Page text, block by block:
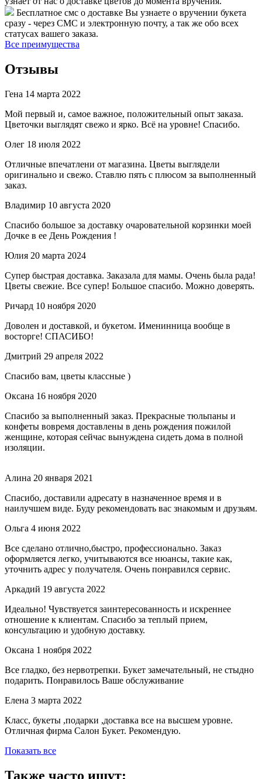
Бесплатное смс о доставке Вы узнаете о вручении букета
сразу - через СМС и электронную почту, а так же обо всех
статусах вашего заказа.
Все преимущества
Отзывы
Гена 14 марта 2022
Мой первый и, самое важное, положительный опыт заказа.
Цветочки выглядят свежо и ярко. Всё на уровне! Спасибо.
Олег 18 июля 2022
Отличные впечатлени от магазина. Цветы выглядели
оригинально и свежо. Ставлю пять с плюсом за выполненный
заказ.
Владимир 10 августа 2020
Спасибо большое за доставку очаровательной корзинки моей
Дочке в ее День Рождения !
Юлия 20 марта 2024
Супер быстрая доставка. Заказала для мамы. Очень была рада!
Цветы свежие. Все супер! Большое спасибо. Можно доверять.
Ричард 10 ноября 2020
Доволен и доставкой, и букетом. Именинница вообще в
восторге! СПАСИБО!
Дмитрий 29 апреля 2022
Спасибо вам, цветы классные )
Оксана 16 ноября 2020
Спасибо за выполненный заказ. Прекрасные тюльпаны и
конфеты вовремя доставлены в день рождения пожилой
женщине, которая сейчас вынуждена сидеть дома в полной
изоляции.
Алина 20 января 2021
Спасибо, доставили адресату в назначенное время и в
наилучшем виде. Буду рекомендовать вас знакомым и друзьям.
Ольга 4 июня 2022
Все сделано отлично,быстро, профессионально. Заказ
оформляется легко, учитываются все нюансы, такие как,
уточнить адрес у получателя. Очень понравился сервис.
Аркадий 19 августа 2022
Идеально! Чувствуется заинтересованность и искреннее
отношение к клиентам. Спасибо за теплый прием,
консультацию и удобную доставку.
Оксана 1 ноября 2022
Все гладко, без нервотрепки. Букет замечательный, не стыдно
подарить. Понравилось Ваше обслуживание
Елена 3 марта 2022
Класс, букеты ,подарки ,доставка все на высшем уровне.
Отличная фирма Салон Букет. Рекомендую.
Показать все
Также часто ищут: